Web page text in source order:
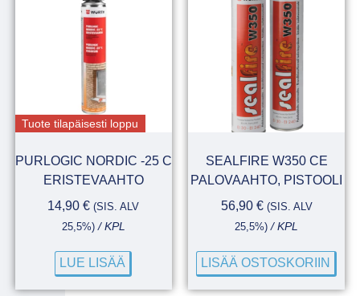
Tuote tilapäisesti loppu
PURLOGIC NORDIC -25 C
ERISTEVAAHTO
14,90€ (SIS. ALV
25,5%)/ KPL
LUE LISÄÄ
SEALFIRE W350 CE
PALOVAAHTO, PISTOOLI
56,90 € (SIS. ALV
25,5%) / KPL
LISÄÄ OSTOSKORIIN